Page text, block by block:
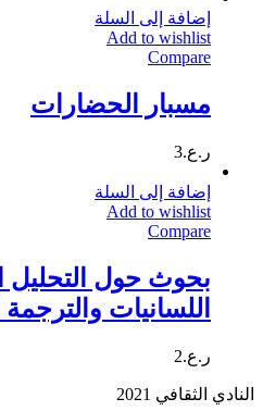
إضافة إلى السلة
Add to wishlist
Compare
مسبار الحضارات
ر.ع.3
إضافة إلى السلة
Add to wishlist
Compare
بحوث حول التحليل
اللسانيات والترجمة
ر.ع.2
النادي الثقافي 2021